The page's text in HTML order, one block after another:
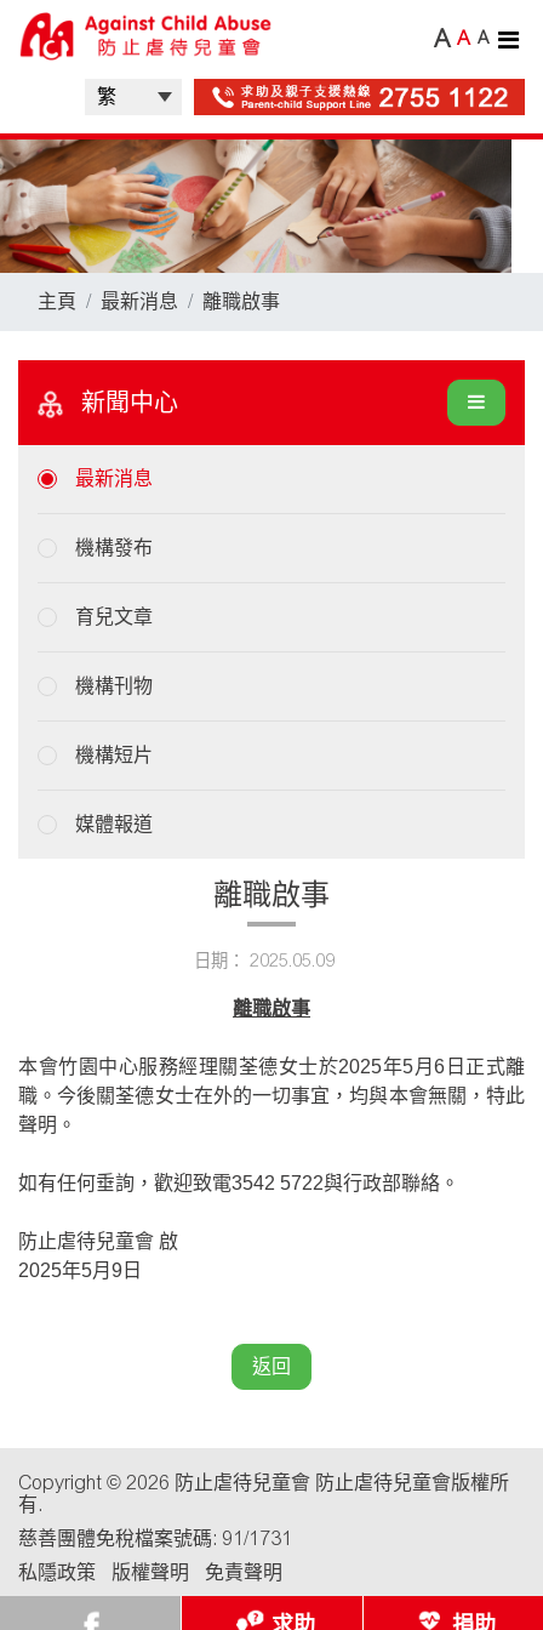
A A A
主頁 最新消息 離職啟事
新聞中心
最新消息
機構發布
育兒文章
機構刊物
機構短片
媒體報道
離職啟事
日期： 2025.05.09
離職啟事
本會竹園中心服務經理關荃德女士於2025年5月6日正式離
職。今後關荃德女士在外的一切事宜，均與本會無關，特此
聲明。
如有任何垂詢，歡迎致電3542 5722與行政部聯絡。
防止虐待兒童會 啟
2025年5月9日
返回
Copyright © 2026 防止虐待兒童會 防止虐待兒童會版權所
有.
慈善團體免稅檔案號碼: 91/1731
私隱政策
版權聲明 免責聲明